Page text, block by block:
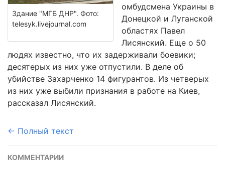
Здание "МГБ ДНР". Фото:
telesyk.livejournal.com
омбудсмена Украины в
Донецкой и Луганской
областях Павел
Лисянский. Еще о 50
людях известно, что их задерживали боевики;
десятерых из них уже отпустили. В деле об
убийстве Захарченко 14 фигурантов. Из четверых
из них уже выбили признания в работе на Киев,
рассказал Лисянский.
← Полный текст
КОММЕНТАРИИ